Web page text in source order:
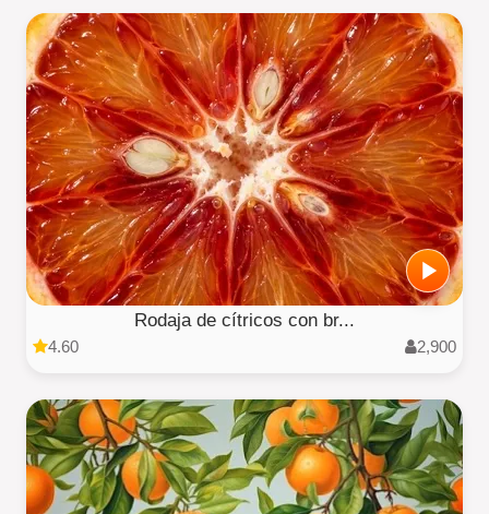
Rodaja de cítricos con br...
4.60 2,900